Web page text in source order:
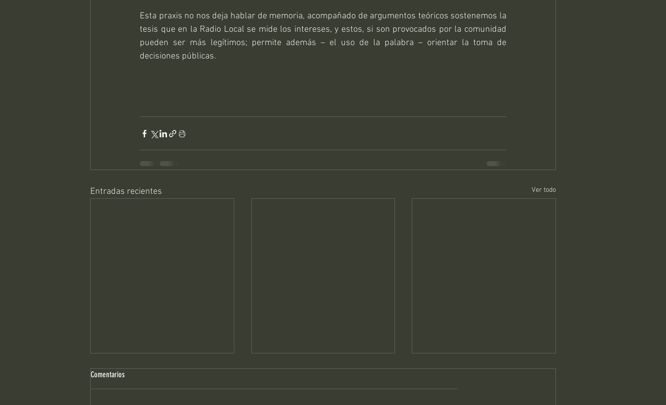
Esta praxis no nos deja hablar de memoria, acompañado de argumentos teóricos sostenemos la
tesis que en la Radio Local se mide los intereses, y estos, si son provocados por la comunidad
pueden ser más legítimos; permite además – el uso de la palabra – orientar la toma de
decisiones públicas.
Entradas recientes Ver todo
Comentarios